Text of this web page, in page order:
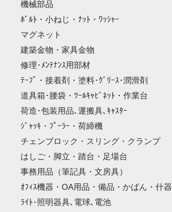
機械部品
ﾎﾞﾙﾄ・小ねじ・ﾅｯﾄ・ﾜｯｼｬｰ
マグネット
建築金物・家具金物
修理･ﾒﾝﾃﾅﾝｽ用部材
ﾃｰﾌﾟ・接着剤・塗料･ｸﾞﾘｰｽ･潤滑剤
道具箱･腰袋・ﾂｰﾙｷｬﾋﾞﾈｯﾄ・作業台
荷造･包装用品､運搬具､ｷｬｽﾀｰ
ｼﾞｬｯｷ・ﾌﾟｰﾗｰ・荷締機
チェンブロック・スリング・クランプ
はしご・脚立・踏台・足場台
事務用品（筆記具・文房具）
ｵﾌｨｽ機器・OA用品・備品・かばん・什器
ﾗｲﾄ･照明器具､電球､電池